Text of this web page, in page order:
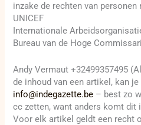
inzake de rechten van personen
UNICEF
Internationale
Bureau van de Hoge
Andy Vermaut +32499357495
de inhoud van een artikel, kan
info@indegazette.be – best zo
cc zetten, want anders komt dit
Voor elk artikel geldt een recht